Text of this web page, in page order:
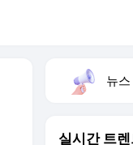
뉴스
실시간 트